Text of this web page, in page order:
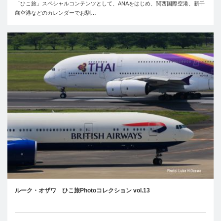
「ひこ旅」スペシャルコンテンツとして、ANAをはじめ、関西国際空港、新千
歳空港などのカレンダーでお馴…
ルーク・オザワ ひこ旅Photoコレクション vol.13